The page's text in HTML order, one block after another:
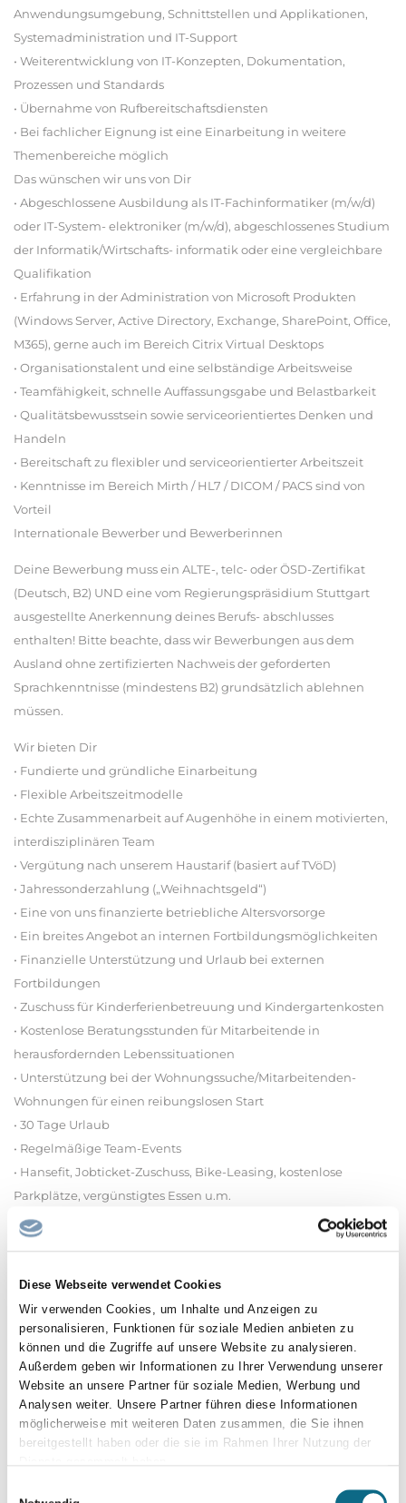
Diese Webseite verwendet Cookies
Wir verwenden Cookies, um Inhalte und Anzeigen zu
personalisieren, Funktionen für soziale Medien anbieten zu
können und die Zugriffe auf unsere Website zu analysieren.
Außerdem geben wir Informationen zu Ihrer Verwendung unserer
Website an unsere Partner für soziale Medien, Werbung und
Analysen weiter. Unsere Partner führen diese Informationen
möglicherweise mit weiteren Daten zusammen, die Sie ihnen
bereitgestellt haben oder die sie im Rahmen Ihrer Nutzung der
Anwendungsumgebung, Schnittstellen und Applikationen,
Systemadministration und IT-Support
• Weiterentwicklung von IT-Konzepten, Dokumentation,
Prozessen und Standards
• Übernahme von Rufbereitschaftsdiensten
• Bei fachlicher Eignung ist eine Einarbeitung in weitere
Themenbereiche möglich
Das wünschen wir uns von Dir
• Abgeschlossene Ausbildung als IT-Fachinformatiker (m/w/d)
oder IT-System- elektroniker (m/w/d), abgeschlossenes Studium
der Informatik/Wirtschafts- informatik oder eine vergleichbare
Qualifikation
• Erfahrung in der Administration von Microsoft Produkten
(Windows Server, Active Directory, Exchange, SharePoint, Office,
M365), gerne auch im Bereich Citrix Virtual Desktops
• Organisationstalent und eine selbständige Arbeitsweise
• Teamfähigkeit, schnelle Auffassungsgabe und Belastbarkeit
• Qualitätsbewusstsein sowie serviceorientiertes Denken und
Handeln
• Bereitschaft zu flexibler und serviceorientierter Arbeitszeit
• Kenntnisse im Bereich Mirth / HL7 / DICOM / PACS sind von
Vorteil
Internationale Bewerber und Bewerberinnen
Deine Bewerbung muss ein ALTE-, telc- oder ÖSD-Zertifikat
(Deutsch, B2) UND eine vom Regierungspräsidium Stuttgart
ausgestellte Anerkennung deines Berufs- abschlusses
enthalten! Bitte beachte, dass wir Bewerbungen aus dem
Ausland ohne zertifizierten Nachweis der geforderten
Sprachkenntnisse (mindestens B2) grundsätzlich ablehnen
müssen.
Wir bieten Dir
• Fundierte und gründliche Einarbeitung
• Flexible Arbeitszeitmodelle
• Echte Zusammenarbeit auf Augenhöhe in einem motivierten,
interdisziplinären Team
• Vergütung nach unserem Haustarif (basiert auf TVöD)
• Jahressonderzahlung („Weihnachtsgeld“)
• Eine von uns finanzierte betriebliche Altersvorsorge
• Ein breites Angebot an internen Fortbildungsmöglichkeiten
• Finanzielle Unterstützung und Urlaub bei externen
Fortbildungen
• Zuschuss für Kinderferienbetreuung und Kindergartenkosten
• Kostenlose Beratungsstunden für Mitarbeitende in
herausfordernden Lebenssituationen
• Unterstützung bei der Wohnungssuche/Mitarbeitenden-
Wohnungen für einen reibungslosen Start
• 30 Tage Urlaub
• Regelmäßige Team-Events
• Hansefit, Jobticket-Zuschuss, Bike-Leasing, kostenlose
Parkplätze, vergünstigtes Essen u.m.
Wir freuen uns auf Ihre Bewerbung.
BDH Bundesverband Rehabilitation Lievelingsweg 125 53119
Bonn Telefon 0228/96984-0
Standort
BDH Klinik Waldkirch Heiterweg 10
Beschäftigungsart und Beginn .: zum nächstmöglichen Termin
Vollzeit
Für Rückfragen :
Philipp Schäuble